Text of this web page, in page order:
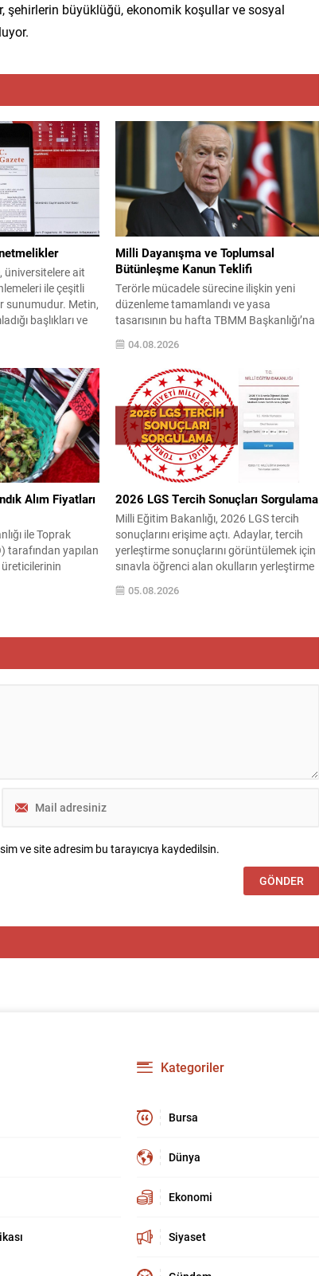
şehirlerin büyüklüğü, ekonomik koşullar ve sosyal
üniversitelere ait
ile çeşitli
sunumudur. Metin,
başlıkları ve
Belirtilen
göre
bilgiye hızlı
Öne
Milli Dayanışma ve Toplumsal
Bütünleşme Kanun Teklifi
Terörle mücadele sürecine ilişkin yeni
düzenleme tamamlandı ve yasa
tasarısının bu hafta TBMM Başkanlığı’na
mutabakatla hazırlanırken AK Parti ve
MHP grupları ile bazı diğer partilerde imza
süreci başladı. Çerçeve yasa, “Milli
Dayanışma ve Toplumsal Bütünleşmenin
Güçlendirilmesi” başlığıyla hazırlandı.
MHP’de ilk imzayı Genel Başkan Devlet
Bahçeli...
04.08.2026
Alım Fiyatları
ile Toprak
tarafından yapılan
üreticilerinin
pazarlama
amacıyla
2026 LGS Tercih Sonuçları Sorgulama
Milli Eğitim Bakanlığı, 2026 LGS tercih
sonuçlarını erişime açtı. Adaylar, tercih
yerleştirme sonuçlarını görüntülemek için
sınavla öğrenci alan okulların yerleştirme
sonuçlarını sorgulayabilecek. Sorgulama
işlemi için adayların TC Kimlik Numarası,
05.08.2026
ve site adresim bu tarayıcıya kaydedilsin.
Kategoriler
Bursa
Dünya
Ekonomi
Siyaset